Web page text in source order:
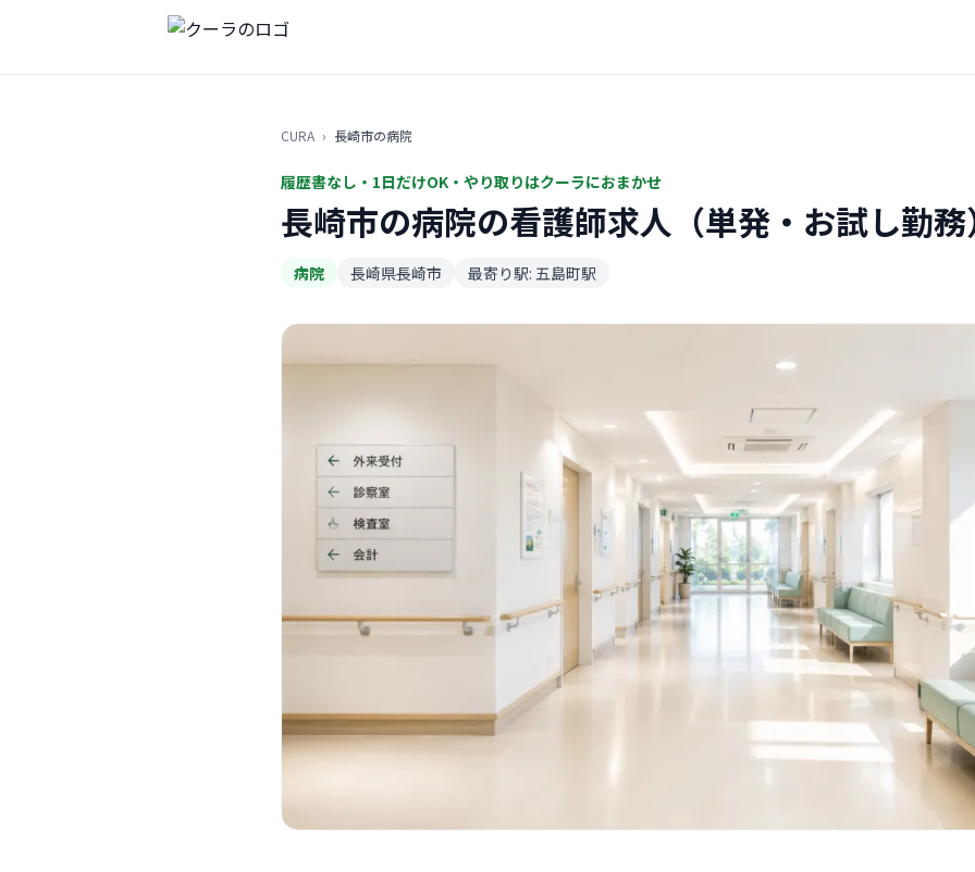
CURA › 長崎市の病院
履歴書なし・1日だけOK・やり取りはクーラにおまかせ
長崎市の病院の看護師求人（単発・お試し勤務
病院 長崎県長崎市 最寄り駅: 五島町駅